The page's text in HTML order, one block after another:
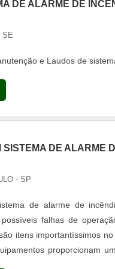
custo-
de todos. A
mercado..
DE ALARME DE
e Laudos de
SISTEMA DE ALARME
- SP
de alarme de
falhas de
itens importantíssimos
proporcionam